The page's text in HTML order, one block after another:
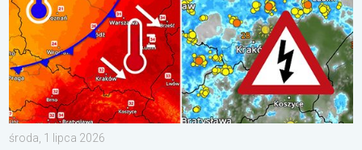
środa, 1 lipca 2026